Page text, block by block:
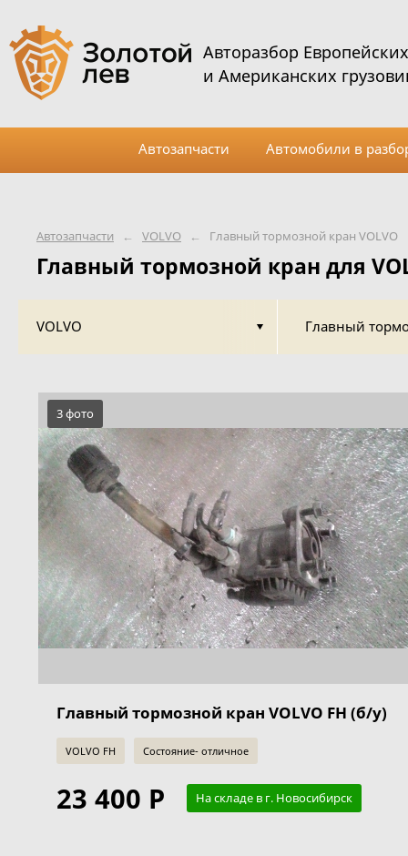
Автозапчасти ← VOLVO ← Главный тормозной кран VOLVO
Главный тормозной кран для
VOLVO Главный
3 фото
Главный тормозной кран VOLVO FH (б/у)
VOLVO FH Состояние- отличное
23 400 Р На складе в г. Новосибирск
Авторазбор Европейских
и Американских
Автозапчасти Автомобили в